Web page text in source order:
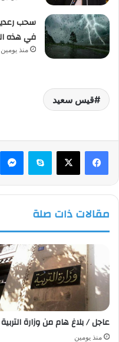
سحب
في هذه
منذ يومين
قيس سعيد
فيسبوك سكايب
مقالات ذات صلة
عاجل / بلاغ هام من وزارة التربية
منذ يومين